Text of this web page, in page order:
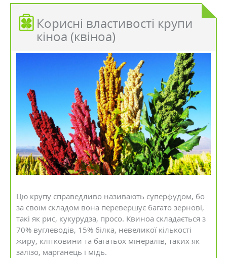
Корисні властивості крупи
кіноа (квіноа)
Цю крупу справедливо називають суперфудом, бо
за своїм складом вона перевершує багато зернові,
такі як рис, кукурудза, просо. Квиноа складається з
70% вуглеводів, 15% білка, невеликої кількості
жиру, клітковини та багатьох мінералів, таких як
залізо, марганець і мідь.